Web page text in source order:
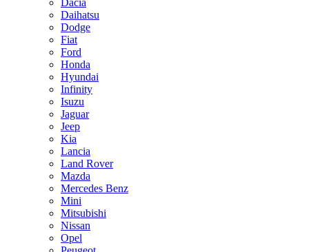
Dacia
Daihatsu
Dodge
Fiat
Ford
Honda
Hyundai
Infinity
Isuzu
Jaguar
Jeep
Kia
Lancia
Land Rover
Mazda
Mercedes Benz
Mini
Mitsubishi
Nissan
Opel